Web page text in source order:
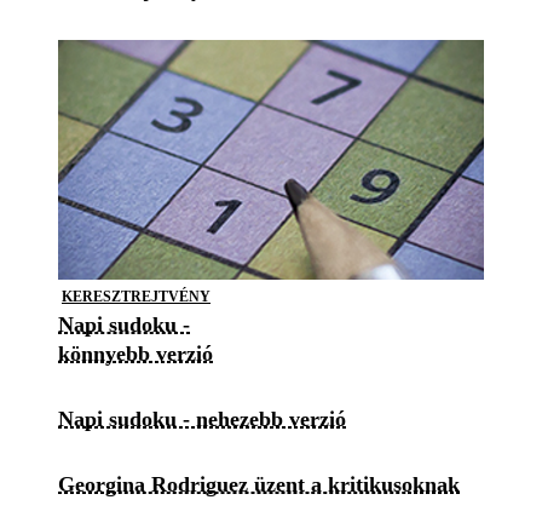
KERESZTREJTVÉNY
Napi sudoku -
könnyebb verzió
Napi sudoku - nehezebb verzió
Georgina Rodriguez üzent a kritikusoknak